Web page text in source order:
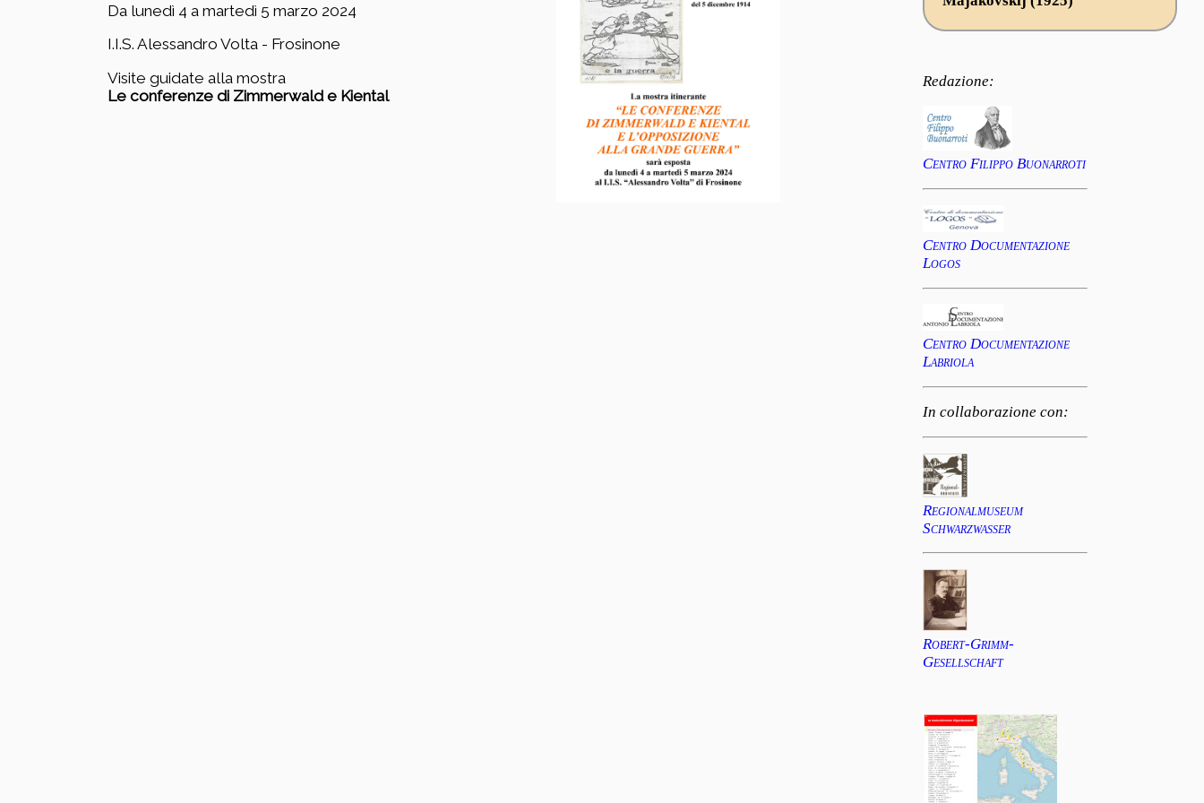
Da lunedì 4 a martedì 5 marzo 2024
I.I.S. Alessandro Volta - Frosinone
Visite guidate alla mostra
Le conferenze di Zimmerwald e Kiental
Redazione:
Centro Filippo Buonarroti
Centro Documentazione
Logos
Centro Documentazione
Labriola
In collaborazione con:
Regionalmuseum
Schwarzwasser
Robert-Grimm-
Gesellschaft